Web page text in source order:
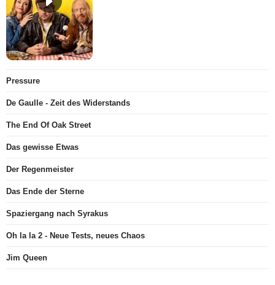
Pressure
De Gaulle - Zeit des Widerstands
The End Of Oak Street
Das gewisse Etwas
Der Regenmeister
Das Ende der Sterne
Spaziergang nach Syrakus
Oh la la 2 - Neue Tests, neues Chaos
Jim Queen